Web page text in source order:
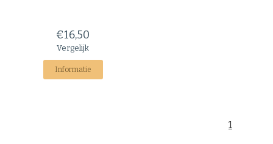
€16,50
Vergelijk
Informatie
1